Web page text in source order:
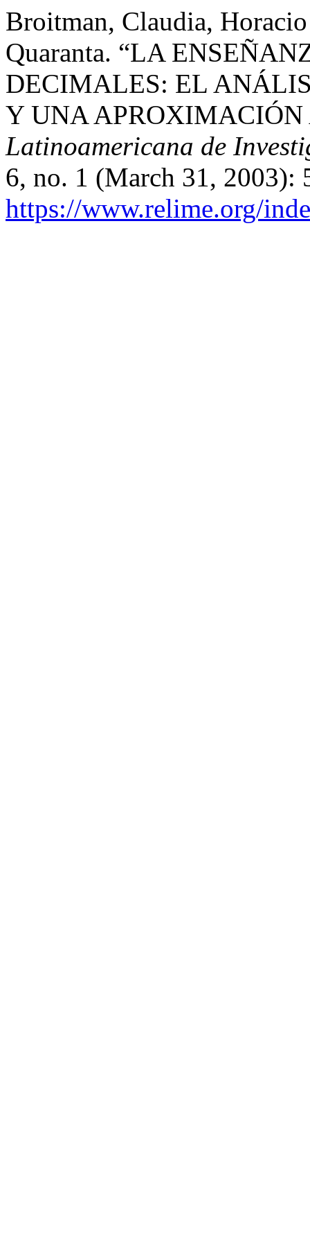
Broitman, Claudia,
Quaranta. “LA
DECIMALES: EL
Y UNA
Latinoamericana de
6, no. 1 (March 31, 2003):
https://www.relime.org/